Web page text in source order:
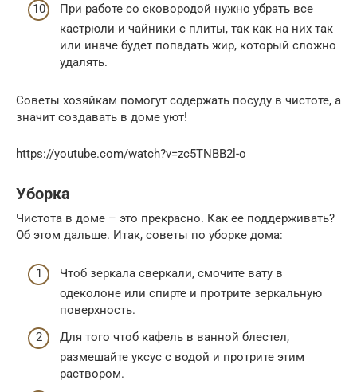
При работе со сковородой нужно убрать все
кастрюли и чайники с плиты, так как на них так
или иначе будет попадать жир, который сложно
удалять.
Советы хозяйкам помогут содержать посуду в чистоте, а
значит создавать в доме уют!
https://youtube.com/watch?v=zc5TNBB2l-o
Уборка
Чистота в доме – это прекрасно. Как ее поддерживать?
Об этом дальше. Итак, советы по уборке дома:
Чтоб зеркала сверкали, смочите вату в
одеколоне или спирте и протрите зеркальную
поверхность.
Для того чтоб кафель в ванной блестел,
размешайте уксус с водой и протрите этим
раствором.